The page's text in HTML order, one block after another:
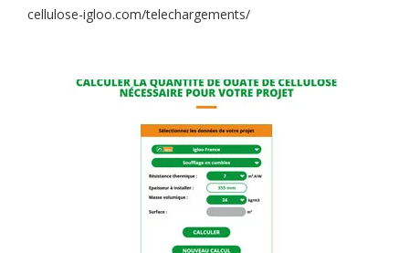
cellulose-igloo.com/telechargements/